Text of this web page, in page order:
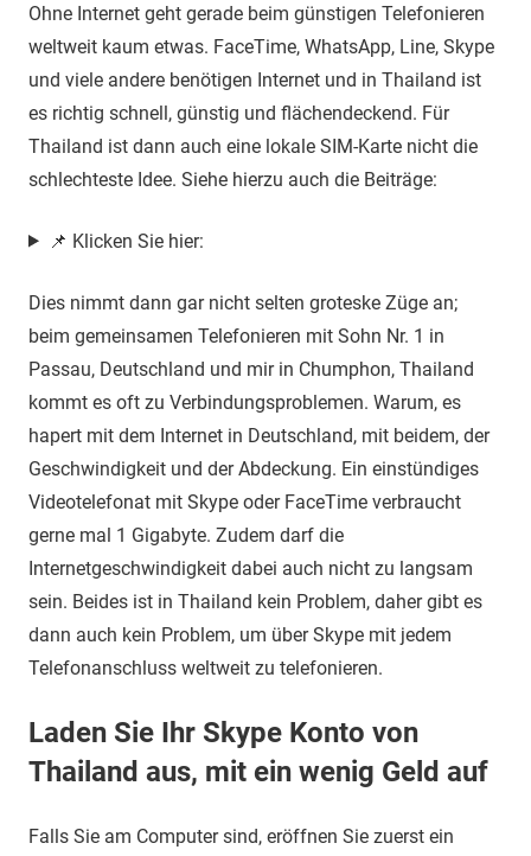
Ohne Internet geht gerade beim günstigen Telefonieren
weltweit kaum etwas. FaceTime, WhatsApp, Line, Skype
und viele andere benötigen Internet und in Thailand ist
es richtig schnell, günstig und flächendeckend. Für
Thailand ist dann auch eine lokale SIM-Karte nicht die
schlechteste Idee. Siehe hierzu auch die Beiträge:
📌 Klicken Sie hier:
Dies nimmt dann gar nicht selten groteske Züge an;
beim gemeinsamen Telefonieren mit Sohn Nr. 1 in
Passau, Deutschland und mir in Chumphon, Thailand
kommt es oft zu Verbindungsproblemen. Warum, es
hapert mit dem Internet in Deutschland, mit beidem, der
Geschwindigkeit und der Abdeckung. Ein einstündiges
Videotelefonat mit Skype oder FaceTime verbraucht
gerne mal 1 Gigabyte. Zudem darf die
Internetgeschwindigkeit dabei auch nicht zu langsam
sein. Beides ist in Thailand kein Problem, daher gibt es
dann auch kein Problem, um über Skype mit jedem
Telefonanschluss weltweit zu telefonieren.
Laden Sie Ihr Skype Konto von
Thailand aus, mit ein wenig Geld auf
Falls Sie am Computer sind, eröffnen Sie zuerst ein